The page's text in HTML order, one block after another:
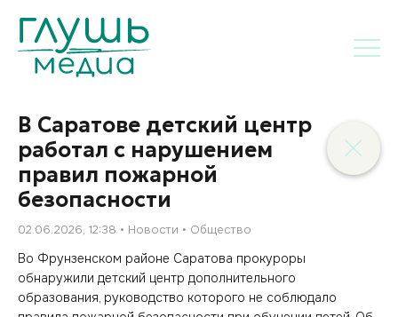
В Саратове детский центр
работал с нарушением
правил пожарной
безопасности
02.06.2026, 12:38 Новости Общество
Во Фрунзенском районе Саратова прокуроры
обнаружили детский центр дополнительного
образования, руководство которого не соблюдало